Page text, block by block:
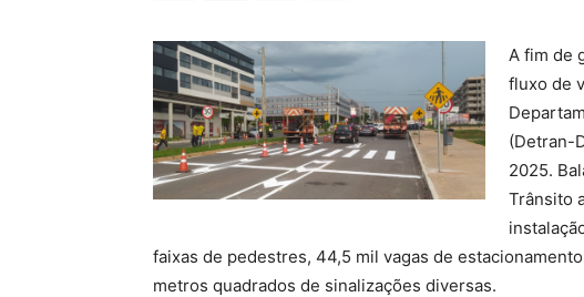
A fim de
fluxo de
(Detran-
2025.
Trânsito
faixas de pedestres, 44,5 mil vagas de
metros quadrados de sinalizações diversas.